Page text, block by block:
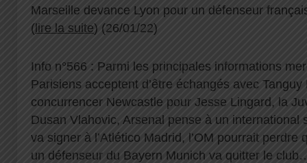
Marseille devance Lyon pour un défenseur
( lire la suite) (26/01/22)
Info n°566 : Parmi les principales informations
Parisiens acceptent d’être échangés avec
concurrencer Newcastle pour Jesse Lingard, la
Dusan Vlahovic, Arsenal pense à un international
va signer à l’Atlético Madrid, l’OM pourrait perdre
un défenseur du Bayern Munich va quitter le